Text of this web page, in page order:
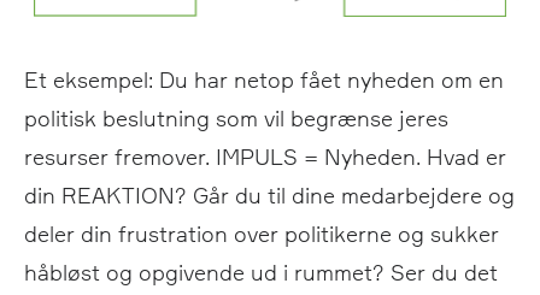
Et eksempel: Du har netop fået nyheden om en
politisk beslutning som vil begrænse jeres
resurser fremover. IMPULS = Nyheden. Hvad er
din REAKTION? Går du til dine medarbejdere og
deler din frustration over politikerne og sukker
håbløst og opgivende ud i rummet? Ser du det